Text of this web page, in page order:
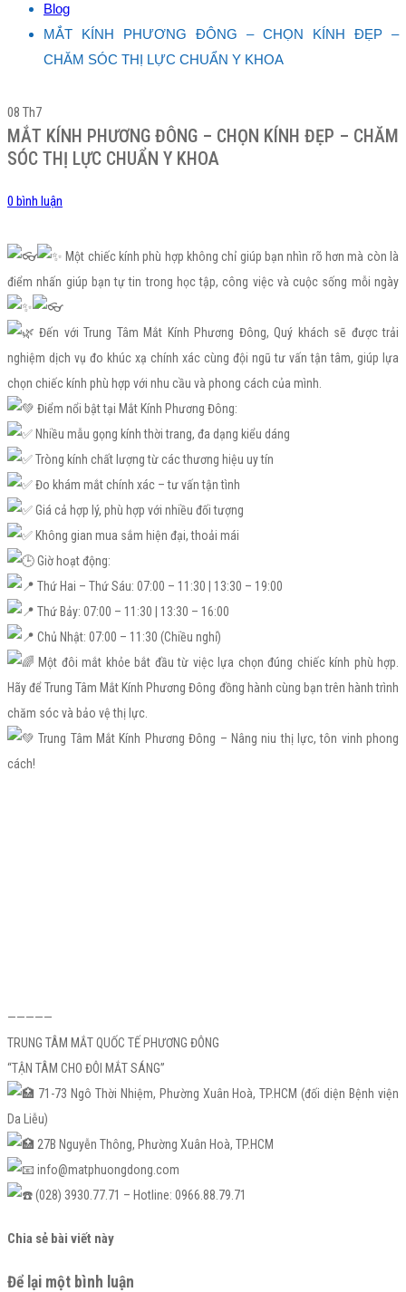
Blog
MẮT KÍNH PHƯƠNG ĐÔNG – CHỌN KÍNH ĐẸP –
CHĂM SÓC THỊ LỰC CHUẨN Y KHOA
08 Th7
MẮT KÍNH PHƯƠNG ĐÔNG – CHỌN KÍNH ĐẸP – CHĂM
SÓC THỊ LỰC CHUẨN Y KHOA
0 bình luận
Một chiếc kính phù hợp không chỉ giúp bạn nhìn rõ hơn mà còn là
điểm nhấn giúp bạn tự tin trong học tập, công việc và cuộc sống mỗi ngày
Đến với Trung Tâm Mắt Kính Phương Đông, Quý khách sẽ được trải
nghiệm dịch vụ đo khúc xạ chính xác cùng đội ngũ tư vấn tận tâm, giúp lựa
chọn chiếc kính phù hợp với nhu cầu và phong cách của mình.
Điểm nổi bật tại Mắt Kính Phương Đông:
Nhiều mẫu gọng kính thời trang, đa dạng kiểu dáng
Tròng kính chất lượng từ các thương hiệu uy tín
Đo khám mắt chính xác – tư vấn tận tình
Giá cả hợp lý, phù hợp với nhiều đối tượng
Không gian mua sắm hiện đại, thoải mái
Giờ hoạt động:
Thứ Hai – Thứ Sáu: 07:00 – 11:30 | 13:30 – 19:00
Thứ Bảy: 07:00 – 11:30 | 13:30 – 16:00
Chủ Nhật: 07:00 – 11:30 (Chiều nghỉ)
Một đôi mắt khỏe bắt đầu từ việc lựa chọn đúng chiếc kính phù hợp.
Hãy để Trung Tâm Mắt Kính Phương Đông đồng hành cùng bạn trên hành trình
chăm sóc và bảo vệ thị lực.
Trung Tâm Mắt Kính Phương Đông – Nâng niu thị lực, tôn vinh phong
cách!
—————
TRUNG TÂM MẮT QUỐC TẾ PHƯƠNG ĐÔNG
“TẬN TÂM CHO ĐÔI MẮT SÁNG”
71-73 Ngô Thời Nhiệm, Phường Xuân Hoà, TP.HCM (đối diện Bệnh viện
Da Liễu)
27B Nguyễn Thông, Phường Xuân Hoà, TP.HCM
info@matphuongdong.com
(028) 3930.77.71 – Hotline: 0966.88.79.71
Chia sẻ bài viết này
Để lại một bình luận